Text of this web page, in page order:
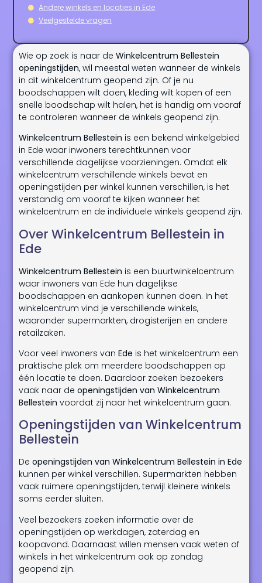
Wie op zoek is naar deWinkelcentrum Bellestein
openingstijden, wil meestal weten wanneer de winkels
in dit winkelcentrum geopend zijn. Of je nu
boodschappen wilt doen, kleding wilt kopen of een
snelle boodschap wilt halen, het is handig om vooraf
te controleren wanneer de winkels geopend zijn.
Winkelcentrum Bellestein is een bekend winkelgebied
in Ede waar inwoners terechtkunnen voor
verschillende dagelijkse voorzieningen. Omdat elk
winkelcentrum verschillende winkels bevat en
openingstijden per winkel kunnen verschillen, is het
verstandig om vooraf te kijken wanneer het
winkelcentrum en de individuele winkels geopend zijn.
Over Winkelcentrum Bellestein in
Ede
Winkelcentrum Bellestein is een buurtwinkelcentrum
waar inwoners van Ede hun dagelijkse
boodschappen en aankopen kunnen doen. In het
winkelcentrum vind je verschillende winkels,
waaronder supermarkten, drogisterijen en andere
retailzaken.
Voor veel inwoners vanEde is het winkelcentrum een
praktische plek om meerdere boodschappen op
één locatie te doen. Daardoor zoeken bezoekers
vaak naar deopeningstijden van Winkelcentrum
Bellestein voordat zij naar het winkelcentrum gaan.
Openingstijden van Winkelcentrum
Bellestein
Deopeningstijden van Winkelcentrum Bellestein in Ede
kunnen per winkel verschillen. Supermarkten hebben
vaak ruimere openingstijden, terwijl kleinere winkels
soms eerder sluiten.
Veel bezoekers zoeken informatie over de
openingstijden op werkdagen, zaterdag en
koopavond. Daarnaast willen mensen vaak weten of
winkels in het winkelcentrum ook op zondag
geopend zijn.
Andere winkels en locaties in Ede
Veelgestelde vragen